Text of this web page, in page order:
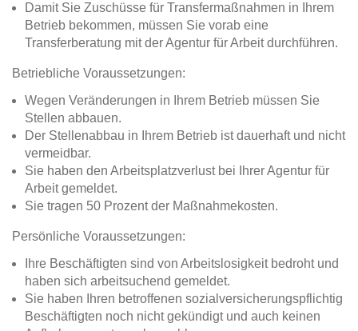
Damit Sie Zuschüsse für Transfermaßnahmen in Ihrem
Betrieb bekommen, müssen Sie vorab eine
Transferberatung mit der Agentur für Arbeit durchführen.
Betriebliche Voraussetzungen:
Wegen Veränderungen in Ihrem Betrieb müssen Sie
Stellen abbauen.
Der Stellenabbau in Ihrem Betrieb ist dauerhaft und nicht
vermeidbar.
Sie haben den Arbeitsplatzverlust bei Ihrer Agentur für
Arbeit gemeldet.
Sie tragen 50 Prozent der Maßnahmekosten.
Persönliche Voraussetzungen:
Ihre Beschäftigten sind von Arbeitslosigkeit bedroht und
haben sich arbeitsuchend gemeldet.
Sie haben Ihren betroffenen sozialversicherungspflichtig
Beschäftigten noch nicht gekündigt und auch keinen